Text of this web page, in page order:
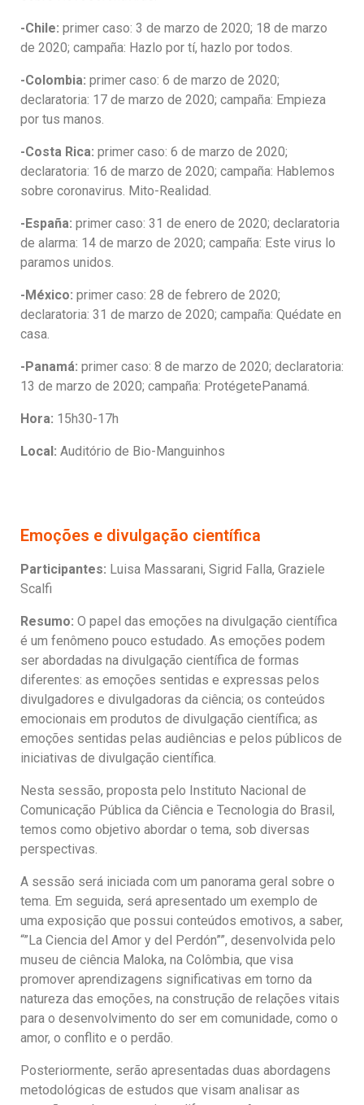
-Chile: primer caso: 3 de marzo de 2020; 18 de marzo
de 2020; campaña: Hazlo por tí, hazlo por todos.
-Colombia: primer caso: 6 de marzo de 2020;
declaratoria: 17 de marzo de 2020; campaña: Empieza
por tus manos.
-Costa Rica: primer caso: 6 de marzo de 2020;
declaratoria: 16 de marzo de 2020; campaña: Hablemos
sobre coronavirus. Mito-Realidad.
-España: primer caso: 31 de enero de 2020; declaratoria
de alarma: 14 de marzo de 2020; campaña: Este virus lo
paramos unidos.
-México: primer caso: 28 de febrero de 2020;
declaratoria: 31 de marzo de 2020; campaña: Quédate en
casa.
-Panamá: primer caso: 8 de marzo de 2020; declaratoria:
13 de marzo de 2020; campaña: ProtégetePanamá.
Hora: 15h30-17h
Local: Auditório de Bio-Manguinhos
Emoções e divulgação científica
Participantes: Luisa Massarani, Sigrid Falla, Graziele
Scalfi
Resumo: O papel das emoções na divulgação científica
é um fenômeno pouco estudado. As emoções podem
ser abordadas na divulgação científica de formas
diferentes: as emoções sentidas e expressas pelos
divulgadores e divulgadoras da ciência; os conteúdos
emocionais em produtos de divulgação científica; as
emoções sentidas pelas audiências e pelos públicos de
iniciativas de divulgação científica.
Nesta sessão, proposta pelo Instituto Nacional de
Comunicação Pública da Ciência e Tecnologia do Brasil,
temos como objetivo abordar o tema, sob diversas
perspectivas.
A sessão será iniciada com um panorama geral sobre o
tema. Em seguida, será apresentado um exemplo de
uma exposição que possui conteúdos emotivos, a saber,
“”La Ciencia del Amor y del Perdón””, desenvolvida pelo
museu de ciência Maloka, na Colômbia, que visa
promover aprendizagens significativas em torno da
natureza das emoções, na construção de relações vitais
para o desenvolvimento do ser em comunidade, como o
amor, o conflito e o perdão.
Posteriormente, serão apresentadas duas abordagens
metodológicas de estudos que visam analisar as